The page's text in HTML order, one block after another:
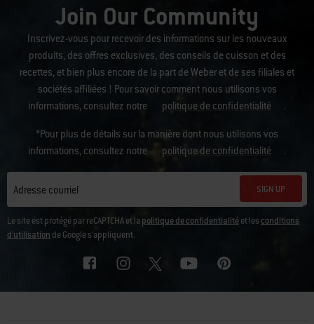
Join Our Community
Inscrivez-vous pour recevoir des informations sur les nouveaux
produits, des offres exclusives, des conseils de cuisson et des
recettes, et bien plus encore de la part de Weber et de ses filiales et
sociétés affiliées ! Pour savoir comment nous utilisons vos
informations, consultez notre
politique de confidentialité .
*Pour plus de détails sur la manière dont nous utilisons vos
informations, consultez notre
politique de confidentialité .
Adresse courriel SIGN UP
Le site est protégé par reCAPTCHA et la politique de confidentialitéet les conditions
d'utilisation de Google s'appliquent.